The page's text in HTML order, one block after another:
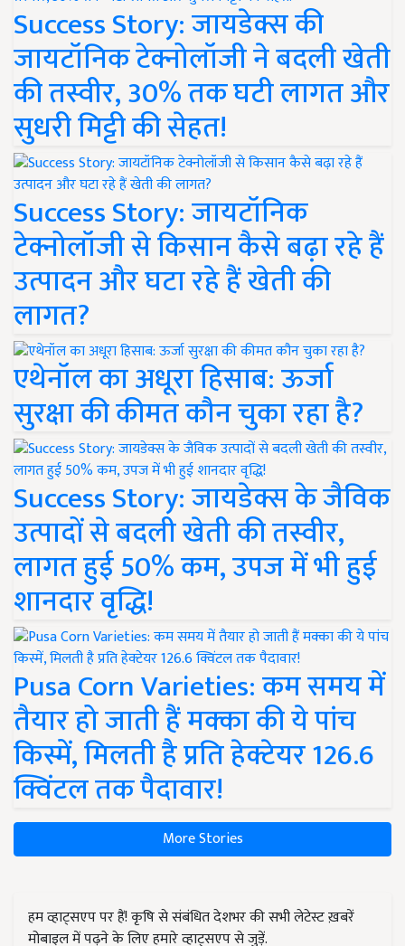
Success Story: जायडेक्स की
जायटॉनिक टेक्नोलॉजी ने बदली खेती
की तस्वीर, 30% तक घटी लागत और
सुधरी मिट्टी की सेहत!
Success Story: जायटॉनिक
टेक्नोलॉजी से किसान कैसे बढ़ा रहे हैं
उत्पादन और घटा रहे हैं खेती की
लागत?
एथेनॉल का अधूरा हिसाब: ऊर्जा
सुरक्षा की कीमत कौन चुका रहा है?
Success Story: जायडेक्स के जैविक
उत्पादों से बदली खेती की तस्वीर,
लागत हुई 50% कम, उपज में भी हुई
शानदार वृद्धि!
Pusa Corn Varieties: कम समय में
तैयार हो जाती हैं मक्का की ये पांच
किस्में, मिलती है प्रति हेक्टेयर 126.6
क्विंटल तक पैदावार!
More Stories
हम व्हाट्सएप पर हैं! कृषि से संबंधित देशभर की सभी लेटेस्ट ख़बरें
मोबाइल में पढ़ने के लिए हमारे व्हाट्सएप से जुड़ें.